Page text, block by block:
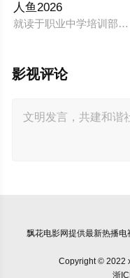
人鱼2026
就读于职业中学培训部
影视评论
飘花电影网提供最新热播电
Copyright © 2022
浙